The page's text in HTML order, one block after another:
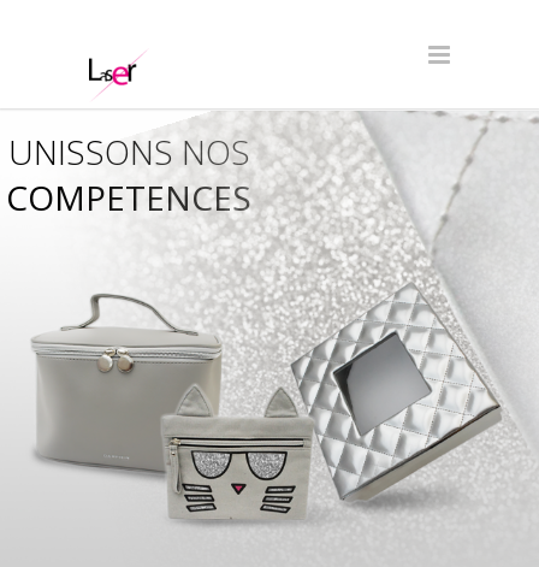
COMPETENCES
UNISSONS NOS